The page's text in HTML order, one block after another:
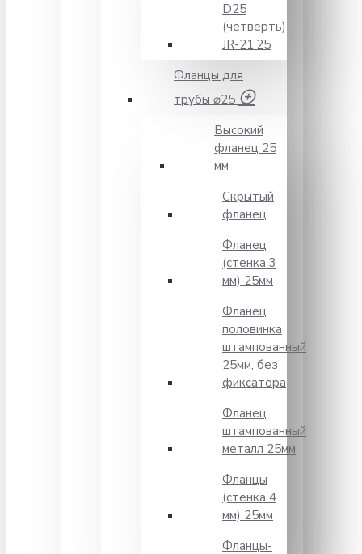
D25
(четверть)
JR-21.25
Фланцы для
трубы ⌀25
Высокий
фланец 25
мм
Скрытый
фланец
Фланец
(стенка 3
мм) 25мм
Фланец
половинка
штампованный
25мм, без
фиксатора
Фланец
штампованный
металл 25мм
Фланцы
(стенка 4
мм) 25мм
Фланцы-